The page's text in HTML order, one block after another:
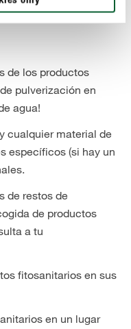
de los productos
pulverización en
agua!
cualquier material de
específicos (si hay un
de restos de
de productos
a tu
fitosanitarios en sus
en un lugar